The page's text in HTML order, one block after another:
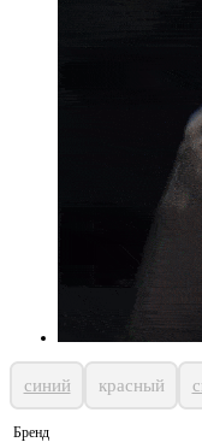
синий красный
Бренд